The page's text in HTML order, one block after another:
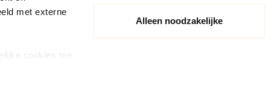
met externe
cookies toe
cookiebeleid
Alleen noodzakelijke